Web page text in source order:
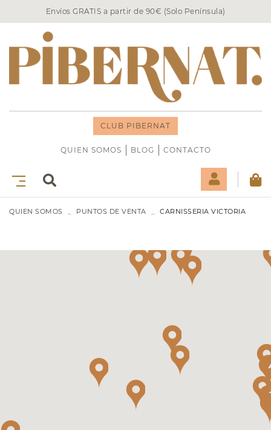
Envíos GRATIS a partir de 90€ (Solo Península)
CLUB PIBERNAT
QUIEN SOMOS BLOG CONTACTO
QUIEN SOMOS PUNTOS DE VENTA CARNISSERIA VICTORIA